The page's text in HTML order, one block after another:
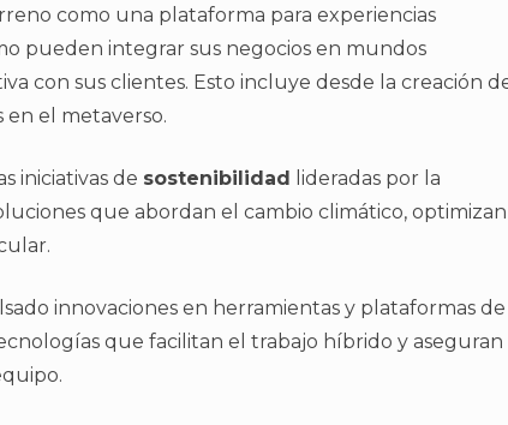
como una plataforma para experiencias
pueden integrar sus negocios en mundos
con sus clientes. Esto incluye desde la creación
en el metaverso.
iniciativas de sostenibilidad
lideradas por la
que abordan el cambio climático, optimizan
innovaciones en herramientas y plataformas de
que facilitan el trabajo híbrido y aseguran